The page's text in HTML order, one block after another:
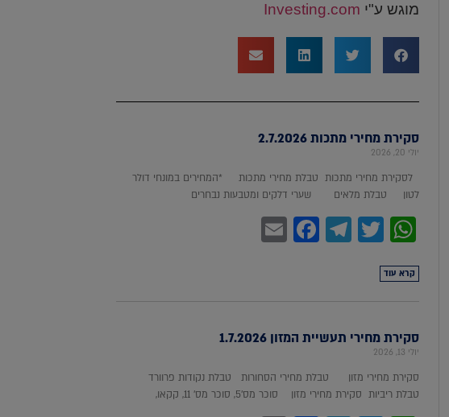
מוגש ע"י Investing.com
סקירת מחירי מתכות 2.7.2026
יולי 20, 2026
לסקירת מחירי מתכות טבלת מחירי מתכות *המחירים במונחי דולר
לטון טבלת מלאים שערי דלקים ומטבעות נבחרים
WhatsApp
Twitter
Telegram
Facebook
Email
קרא עוד
סקירת מחירי תעשיית המזון 1.7.2026
יולי 13, 2026
סקירת מחירי מזון טבלת מחירי הסחורות טבלת נקודות פרוורד
טבלת ריביות סקירת מחירי מזון סוכר מס'5, סוכר מס' 11, קקאו,